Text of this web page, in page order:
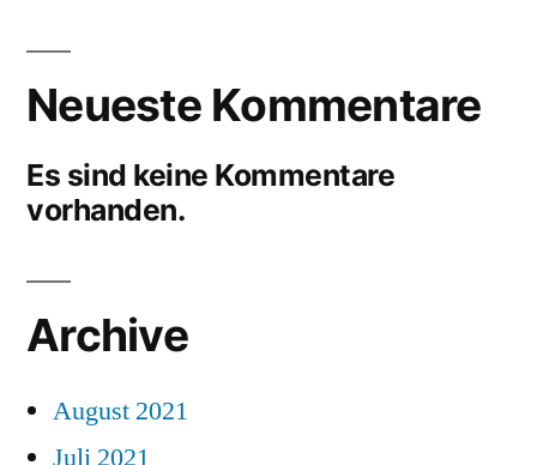
Neueste Kommentare
Es sind keine Kommentare
vorhanden.
Archive
August 2021
Juli 2021